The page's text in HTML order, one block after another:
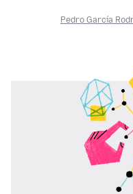
Pedro García